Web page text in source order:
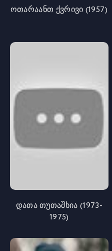
ოთარაანთ ქვრივი (1957)
დათა თუთაშხია (1973-
1975)